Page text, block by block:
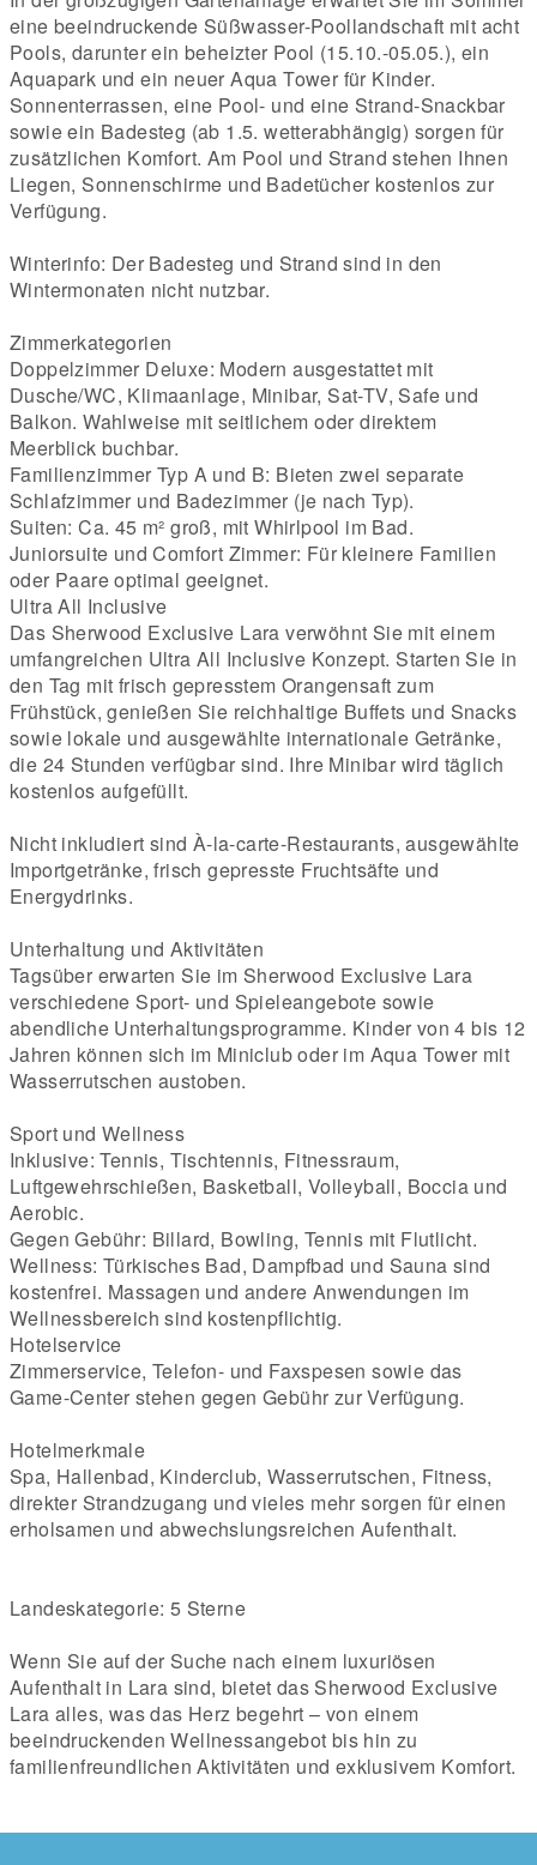
eine beeindruckende Süßwasser-Poollandschaft mit acht
Pools, darunter ein beheizter Pool (15.10.-05.05.), ein
Aquapark und ein neuer Aqua Tower für Kinder.
Sonnenterrassen, eine Pool- und eine Strand-Snackbar
sowie ein Badesteg (ab 1.5. wetterabhängig) sorgen für
zusätzlichen Komfort. Am Pool und Strand stehen Ihnen
Liegen, Sonnenschirme und Badetücher kostenlos zur
Verfügung.
Winterinfo: Der Badesteg und Strand sind in den
Wintermonaten nicht nutzbar.
Zimmerkategorien
Doppelzimmer Deluxe: Modern ausgestattet mit
Dusche/WC, Klimaanlage, Minibar, Sat-TV, Safe und
Balkon. Wahlweise mit seitlichem oder direktem
Meerblick buchbar.
Familienzimmer Typ A und B: Bieten zwei separate
Schlafzimmer und Badezimmer (je nach Typ).
Suiten: Ca. 45 m² groß, mit Whirlpool im Bad.
Juniorsuite und Comfort Zimmer: Für kleinere Familien
oder Paare optimal geeignet.
Ultra All Inclusive
Das Sherwood Exclusive Lara verwöhnt Sie mit einem
umfangreichen Ultra All Inclusive Konzept. Starten Sie in
den Tag mit frisch gepresstem Orangensaft zum
Frühstück, genießen Sie reichhaltige Buffets und Snacks
sowie lokale und ausgewählte internationale Getränke,
die 24 Stunden verfügbar sind. Ihre Minibar wird täglich
kostenlos aufgefüllt.
Nicht inkludiert sind À-la-carte-Restaurants, ausgewählte
Importgetränke, frisch gepresste Fruchtsäfte und
Energydrinks.
Unterhaltung und Aktivitäten
Tagsüber erwarten Sie im Sherwood Exclusive Lara
verschiedene Sport- und Spieleangebote sowie
abendliche Unterhaltungsprogramme. Kinder von 4 bis 12
Jahren können sich im Miniclub oder im Aqua Tower mit
Wasserrutschen austoben.
Sport und Wellness
Inklusive: Tennis, Tischtennis, Fitnessraum,
Luftgewehrschießen, Basketball, Volleyball, Boccia und
Aerobic.
Gegen Gebühr: Billard, Bowling, Tennis mit Flutlicht.
Wellness: Türkisches Bad, Dampfbad und Sauna sind
kostenfrei. Massagen und andere Anwendungen im
Wellnessbereich sind kostenpflichtig.
Hotelservice
Zimmerservice, Telefon- und Faxspesen sowie das
Game-Center stehen gegen Gebühr zur Verfügung.
Hotelmerkmale
Spa, Hallenbad, Kinderclub, Wasserrutschen, Fitness,
direkter Strandzugang und vieles mehr sorgen für einen
erholsamen und abwechslungsreichen Aufenthalt.
Landeskategorie: 5 Sterne
Wenn Sie auf der Suche nach einem luxuriösen
Aufenthalt in Lara sind, bietet das Sherwood Exclusive
Lara alles, was das Herz begehrt – von einem
beeindruckenden Wellnessangebot bis hin zu
familienfreundlichen Aktivitäten und exklusivem Komfort.